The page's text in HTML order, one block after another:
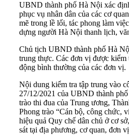
UBND thành phố Hà Nội xác
phục vụ nhân dân của các cơ
mẽ trong lề lối, tác phong làm
dựng người Hà Nội thanh lịch,
Chủ tịch UBND thành phố Hà
trung thực. Các đơn vị được kiểm
động bình thường của các đơn vị.
Nội dung kiểm tra tập trung vào
27/12/2021 của UBND thành
trào thi đua của Trung ương,
Phong trào “Cán bộ, công chức,
hiệu quả Quy chế dân chủ ở cơ
sát tại địa phương, cơ quan, đơn